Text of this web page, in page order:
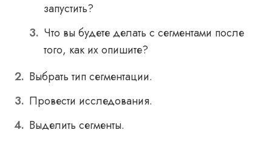
запустить?
Что вы будете делать с сегментами после
того, как их опишите?
Выбрать тип сегментации.
Провести исследования.
Выделить сегменты.